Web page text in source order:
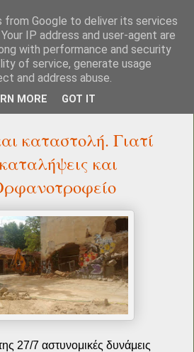
καταστολή. Γιατί
και
27/7 αστυνομικές δυνάμεις
from Google to deliver its services
IP address and user-agent are
with performance and security
of service, generate usage
and address abuse.
MORE GOT IT